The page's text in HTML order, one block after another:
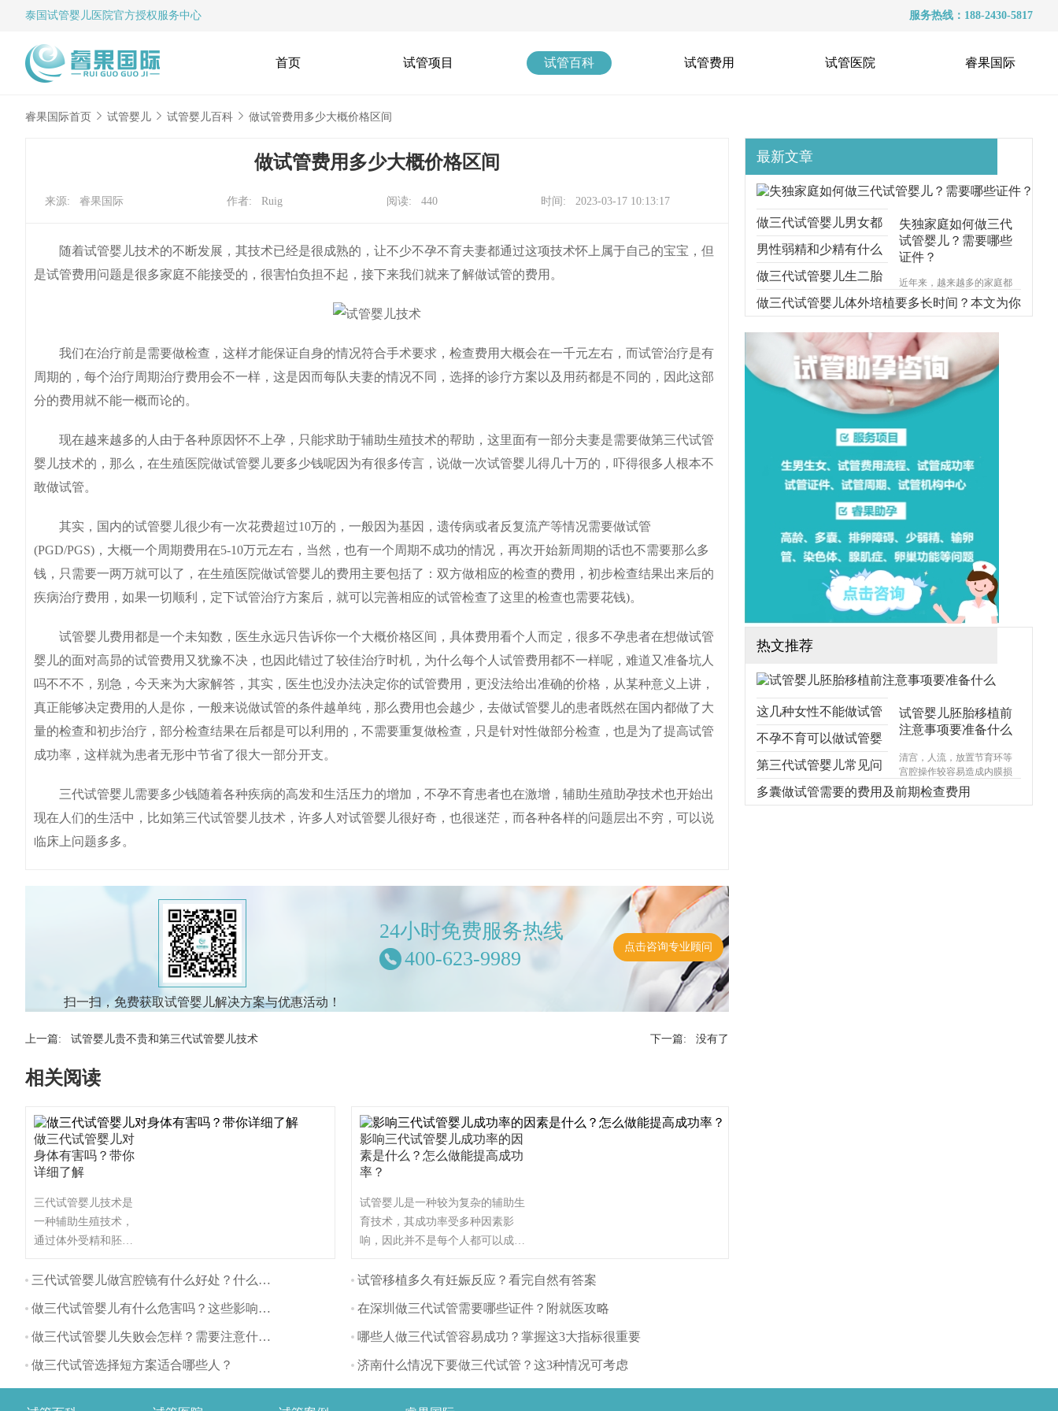
泰国试管婴儿 医院官方授权服务中心 服务热线：188-2430-5817
首页 试管项目 试管百科 试管费用 试管医院 睿果国际
睿果国际首页 试管婴儿 试管婴儿百科 做试管费用多少大概价格区间
做试管费用多少大概价格区间
来源: 睿果国际 作者: Ruig 阅读: 440 时间: 2023-03-17 10:13:17
随着试管婴儿技术的不断发展，其技术已经是很成熟的，让不少不孕不育夫妻都通过这项技术怀上属于自己的宝宝，但
是试管费用问题是很多家庭不能接受的，很害怕负担不起，接下来我们就来了解做试管的费用。
我们在治疗前是需要做检查，这样才能保证自身的情况符合手术要求，检查费用大概会在一千元左右，而试管治疗是有
周期的，每个治疗周期治疗费用会不一样，这是因而每队夫妻的情况不同，选择的诊疗方案以及用药都是不同的，因此这部
分的费用就不能一概而论的。
现在越来越多的人由于各种原因怀不上孕，只能求助于辅助生殖技术的帮助，这里面有一部分夫妻是需要做第三代试管
婴儿技术的，那么，在生殖医院做试管婴儿要多少钱呢因为有很多传言，说做一次试管婴儿得几十万的，吓得很多人根本不
敢做试管。
其实，国内的试管婴儿很少有一次花费超过10万的，一般因为基因，遗传病或者反复流产等情况需要做试管
(PGD/PGS)，大概一个周期费用在5-10万元左右，当然，也有一个周期不成功的情况，再次开始新周期的话也不需要那么多
钱，只需要一两万就可以了，在生殖医院做试管婴儿的费用主要包括了：双方做相应的检查的费用，初步检查结果出来后的
疾病治疗费用，如果一切顺利，定下试管治疗方案后，就可以完善相应的试管检查了这里的检查也需要花钱)。
试管婴儿费用都是一个未知数，医生永远只告诉你一个大概价格区间，具体费用看个人而定，很多不孕患者在想做试管
婴儿的面对高昴的试管费用又犹豫不决，也因此错过了较佳治疗时机，为什么每个人试管费用都不一样呢，难道又准备坑人
吗不不不，别急，今天来为大家解答，其实，医生也没办法决定你的试管费用，更没法给出准确的价格，从某种意义上讲，
真正能够决定费用的人是你，一般来说做试管的条件越单纯，那么费用也会越少，去做试管婴儿的患者既然在国内都做了大
量的检查和初步治疗，部分检查结果在后都是可以利用的，不需要重复做检查，只是针对性做部分检查，也是为了提高试管
成功率，这样就为患者无形中节省了很大一部分开支。
三代试管婴儿需要多少钱随着各种疾病的高发和生活压力的增加，不孕不育患者也在激增，辅助生殖助孕技术也开始出
现在人们的生活中，比如第三代试管婴儿技术，许多人对试管婴儿很好奇，也很迷茫，而各种各样的问题层出不穷，可以说
临床上问题多多。
扫一扫，免费获取试管婴儿解决方案与优惠活动！
24小时免费服务热线
400-623-9989
点击咨询专业顾问
上一篇: 试管婴儿贵不贵和第三代试管婴儿技术 下一篇: 没有了
相关阅读
做三代试管婴儿对
身体有害吗？带你
详细了解
三代试管婴儿技术是
一种辅助生殖技术，
通过体外受精和胚胎
不育夫妇生育。与自
管婴儿对身体的影响
主要体现在以下几个
三代试管婴儿做宫腔镜有什么好处？什么时间做最好？
做三代试管婴儿有什么危害吗？这些影响要注意
做三代试管婴儿失败会怎样？需要注意什么？
做三代试管选择短方案适合哪些人？
影响三代试管婴儿成功率的因
素是什么？怎么做能提高成功
率？
试管婴儿是一种较为复杂的辅助生
育技术，其成功率受多种因素影
响，因此并不是每个人都可以成
也有可能有些人做试管婴儿不能成
要因素有哪些呢？（如果还想了解
更多的试管婴儿流程、费用、成功
问，解决相关问题）
试管移植多久有妊娠反应？看完自然有答案
在深圳做三代试管需要哪些证件？附就医攻略
哪些人做三代试管容易成功？掌握这3大指标很重要
济南什么情况下要做三代试管？这3种情况可考虑
最新文章
失独家庭如何做三代
试管婴儿？需要哪些
证件？
近年来，越来越多的家庭都
遭受着失去孩子的痛苦，对
于失独家庭的来说，再生育
安慰方式。那么，失独家庭
想做三代试管可行吗？需要
哪些手续？（如果还想了解
更多的试管婴儿流程、费
用、成功率，可点击在线咨
询，询问专业顾问，解决相
做三代试管婴儿男女都
要准备什么？本文跟你
说明一切
男性弱精和少精有什么
区别？能不能做三代试
管？
做三代试管婴儿生二胎
要考虑什么问题？本文
给你解释清楚
做三代试管婴儿体外培植要多长时间？本文为你
步步分解
热文推荐
试管婴儿胚胎移植前
注意事项要准备什么
清宫，人流，放置节育环等
宫腔操作较容易造成内膜损
伤，使基底层受损，造成宫
腔内形成粘连，宫腔形态异
这几种女性不能做试管
婴儿，不能！不能！不
能！
不孕不育可以做试管婴
儿吗？
第三代试管婴儿常见问
题，你想知道的都在
多囊做试管需要的费用及前期检查费用